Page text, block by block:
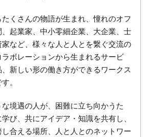
たくさんの物語が生まれ、憧れのオフ
、起業家、中小零細企業、大企業、士
家など、様々な人と人とを繋ぐ交流の
ラボレーションから生まれるサービ
、新しい形の働き方ができるワークス
。
な境遇の人が、困難に立ち向かうた
び、共にアイデア・知識を共有し、
合える場所、人と人とのネットワー